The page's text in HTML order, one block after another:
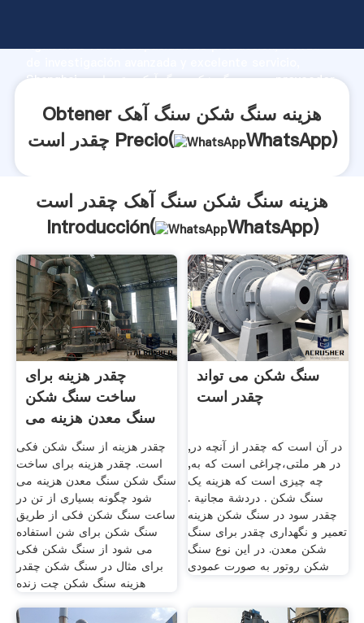
Agarrando fuerte capacidad de producción, fuerza
Shanghai هزینه سنگ شکن سنگ آهک چقدر است proveedor
Obtener هزینه سنگ شکن سنگ آهک
چقدر است Precio(
WhatsApp)
هزینه سنگ شکن سنگ آهک چقدر است
Introducción(
WhatsApp)
چقدر هزینه برای
ساخت سنگ شکن
سنگ معدن هزینه می
شود
چقدر هزینه از سنگ شکن فکی
است. چقدر هزینه برای ساخت
سنگ شکن سنگ معدن هزینه می
شود چگونه بسیاری از تن در
ساعت سنگ شکن فکی از طریق
سنگ شکن برای شن استفاده
می شود از سنگ شکن فکی
برای مثال در سنگ شکن چقدر
هزینه سنگ شکن چت زنده
سنگ شکن می تواند
چقدر است
در آن است که چقدر از آنچه در,
در هر ملتی،چراغی است که به,
چه چیزی است که هزینه یک
سنگ شکن . دردشة مجانية .
چقدر سود در سنگ شکن هزینه
تعمیر و نگهداری چقدر برای سنگ
شکن معدن. در این نوع سنگ
شکن روتور به صورت عمودی